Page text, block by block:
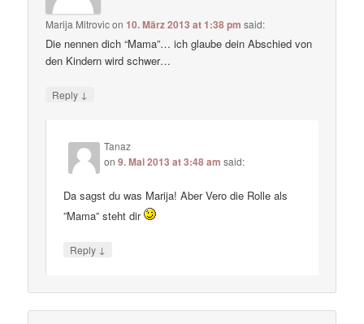
Marija Mitrovicon10. März 2013 at 1:38 pm said:
Die nennen dich “Mama”… ich glaube dein Abschied von
den Kindern wird schwer…
Reply ↓
Tanaz
on9. Mai 2013 at 3:48 am said:
Da sagst du was Marija! Aber Vero die Rolle als
”Mama” steht dir
Reply ↓